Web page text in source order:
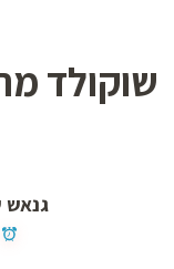
שוקולד
גנאש